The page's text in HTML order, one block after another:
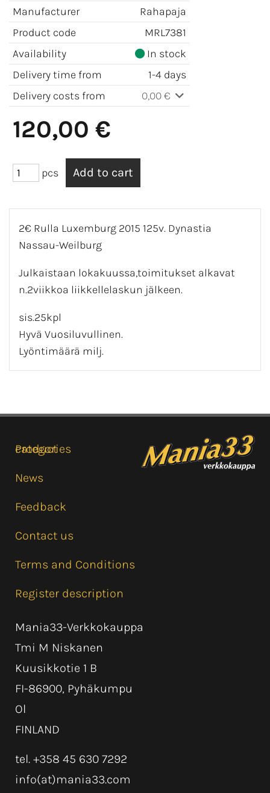
Manufacturer
Rahapaja
Product code
MRL7381
Availability
In stock
Delivery time from
1-4 days
Delivery costs from
0,00 €
120,00 €
pcs
2€ Rulla Luxemburg 2015 125v. Dynastia
Nassau-Weilburg
Julkaistaan lokakuussa,toimitukset alkavat
n.2viikkoa liikkellelaskun jälkeen.
sis.25kpl
Hyvä Vuosiluvullinen.
Lyöntimäärä milj.
Product categories
News
Feedback
Contact us
Terms and Conditions
Register description
Mania33-Verkkokauppa
Tmi M Niskanen
Kuusikkotie 1 B
FI-86900, Pyhäkumpu
Ol
FINLAND
tel. +358 45 630 7292
info(at)mania33.com